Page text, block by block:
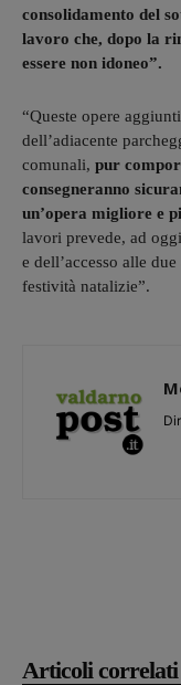
Articoli correlati
consolidamento del
lavoro che, dopo la
essere non idoneo”.
“Queste opere
dell’adiacente
comunali, pur
consegneranno
un’opera migliore e
lavori prevede, ad
e dell’accesso alle
festività natalizie”.